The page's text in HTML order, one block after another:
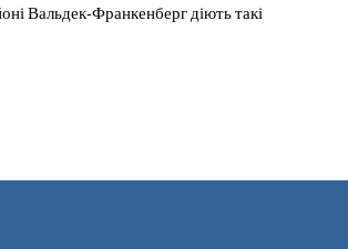
Вальдек-Франкенберг діють такі